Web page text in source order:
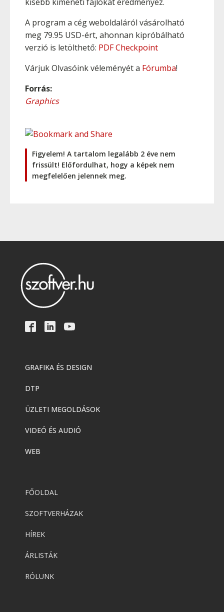
A program a cég weboldaláról vásárolható
meg 79.95 USD-ért, ahonnan kipróbálható
verzió is letölthető: PDF Checkpoint
Várjuk Olvasóink véleményét a Fórumba!
Forrás:
Graphics
Figyelem! A tartalom legalább 2 éve nem
frissült! Előfordulhat, hogy a képek nem
megfelelően jelennek meg.
GRAFIKA ÉS DESIGN
DTP
ÜZLETI MEGOLDÁSOK
VIDEÓ ÉS AUDIÓ
WEB
FŐOLDAL
SZOFTVERHÁZAK
HÍREK
ÁRLISTÁK
RÓLUNK